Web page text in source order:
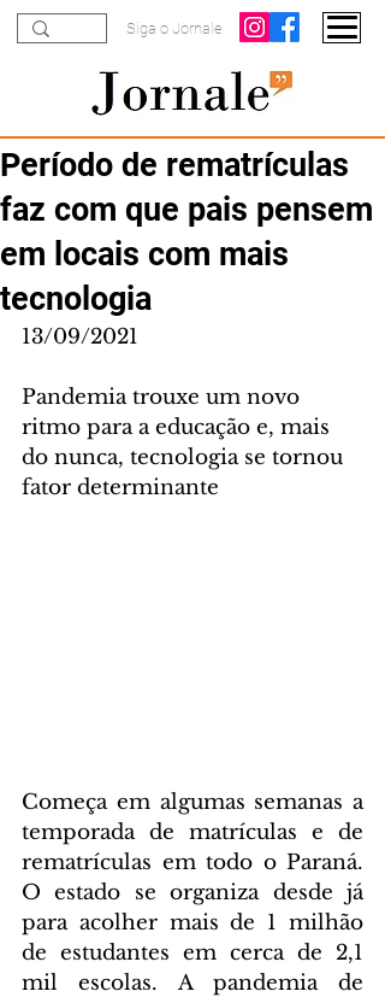
Siga o Jornale
Período de rematrículas
faz com que pais pensem
em locais com mais
tecnologia
13/09/2021
Pandemia trouxe um novo
ritmo para a educação e, mais
do nunca, tecnologia se tornou
fator determinante
Começa em algumas semanas a
temporada de matrículas e de
rematrículas em todo o Paraná.
O estado se organiza desde já
para acolher mais de 1 milhão
de estudantes em cerca de 2,1
mil escolas. A pandemia de